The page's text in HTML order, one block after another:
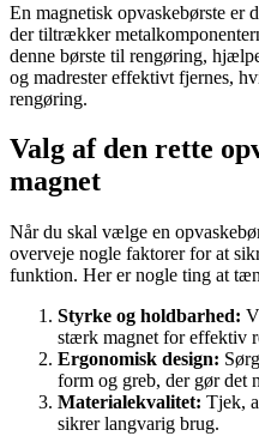
En magnetisk opvaskebørste er
der tiltrækker
denne børste til rengøring,
og madrester effektivt fjernes,
rengøring.
Valg af den rette
magnet
Når du skal vælge en
overveje nogle faktorer for at
funktion. Her er nogle ting at
Styrke og holdbarhed:
stærk magnet for effektiv
Ergonomisk design:
form og greb, der gør det
Materialekvalitet: Tjek,
sikrer langvarig brug.